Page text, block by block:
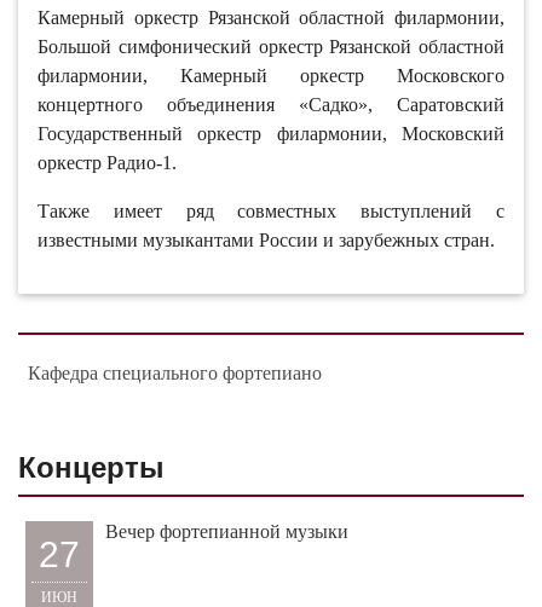
Кафедра специального фортепиано
Камерный оркестр Рязанской областной филармонии,
Большой симфонический оркестр Рязанской областной
филармонии, Камерный оркестр Московского
концертного объединения «Садко», Саратовский
Государственный оркестр филармонии, Московский
оркестр Радио-1.
Также имеет ряд совместных выступлений с
известными музыкантами России и зарубежных стран.
Концерты
27
ИЮН
Вечер фортепианной музыки